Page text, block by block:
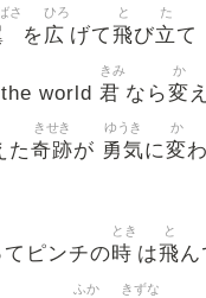
さ
を広
ひろ
げて飛
と
び立
た
て
world 君
きみ
なら変
か
た奇跡
きせき
が 勇気
ゆうき
に変
か
てピンチの時
とき
は飛
と
ん
ふか きずな